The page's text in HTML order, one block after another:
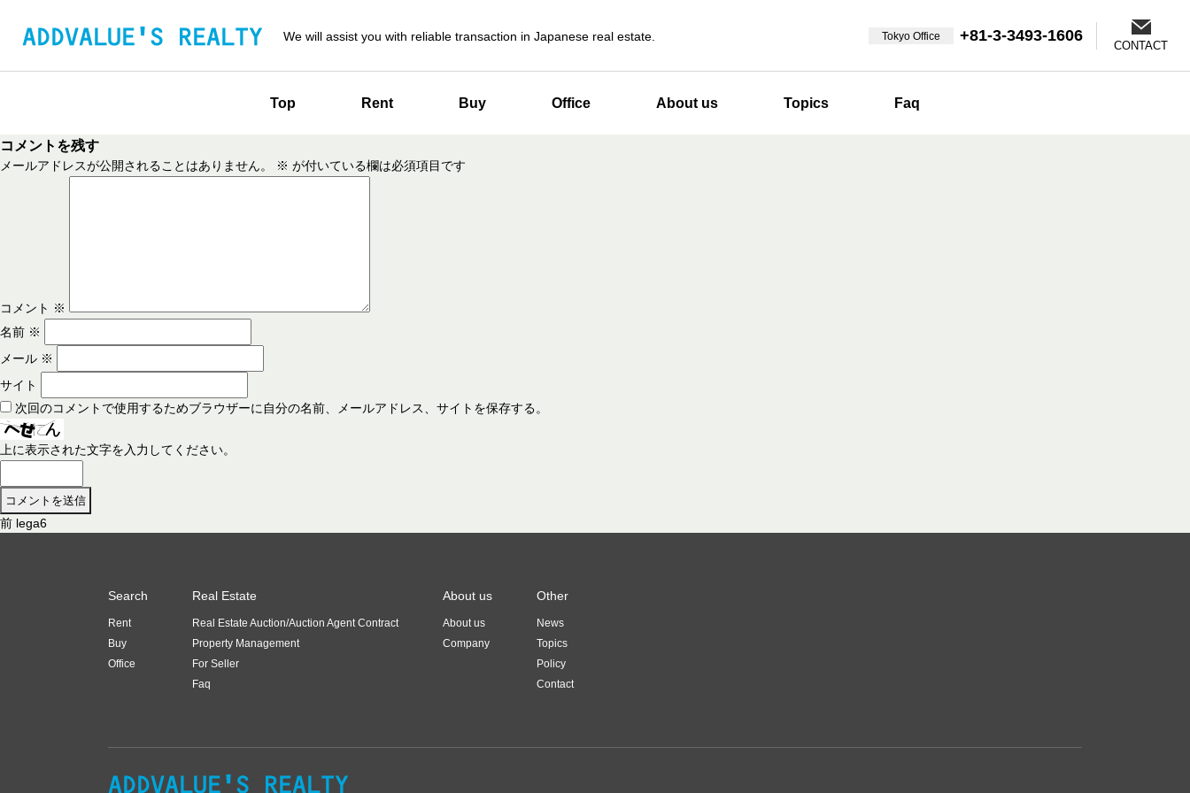
We will assist you with reliable transaction in Japanese real estate. Tokyo Office +81-3-3493-1606
CONTACT
Top Rent Buy Office About us Topics Faq
コメントを残す
メールアドレスが公開されることはありません。 ※ が付いている欄は必須項目です
コメント ※
名前 ※
メール ※
サイト
次回のコメントで使用するためブラウザーに自分の名前、メールアドレス、サイトを保存する。
上に表示された文字を入力してください。
投
前 前
lega6
Search
Rent
Buy
Office
Real Estate
Real Estate Auction/Auction Agent Contract
Property Management
For Seller
Faq
About us
About us
Company
Other
News
Topics
Policy
Contact